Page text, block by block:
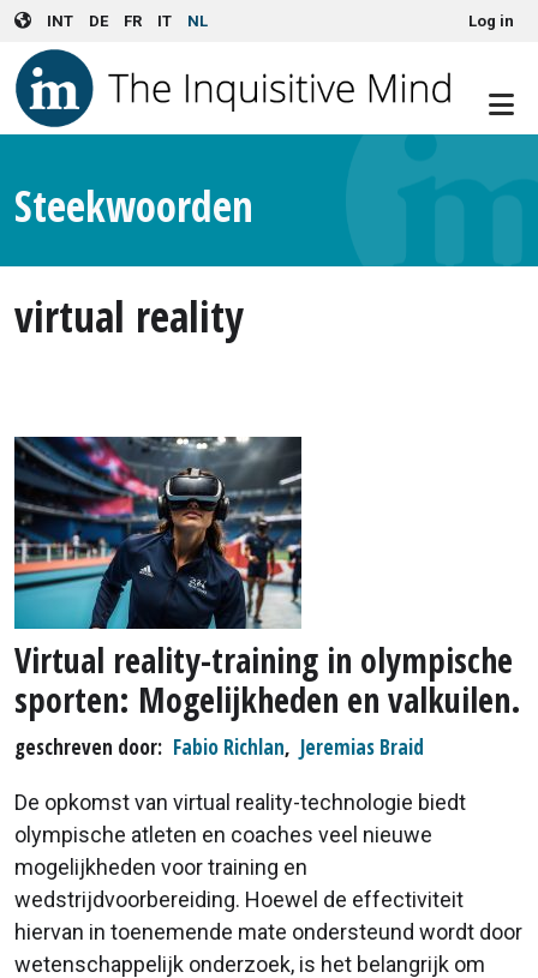
Skip to main content
INT DE FR IT NL User account menuLog in
Steekwoorden
virtual reality
Virtual reality-training in olympische
sporten: Mogelijkheden en valkuilen.
geschreven door Fabio Richlan, Jeremias Braid
De opkomst van virtual reality-technologie biedt
olympische atleten en coaches veel nieuwe
mogelijkheden voor training en
wedstrijdvoorbereiding. Hoewel de effectiviteit
hiervan in toenemende mate ondersteund wordt door
wetenschappelijk onderzoek, is het belangrijk om